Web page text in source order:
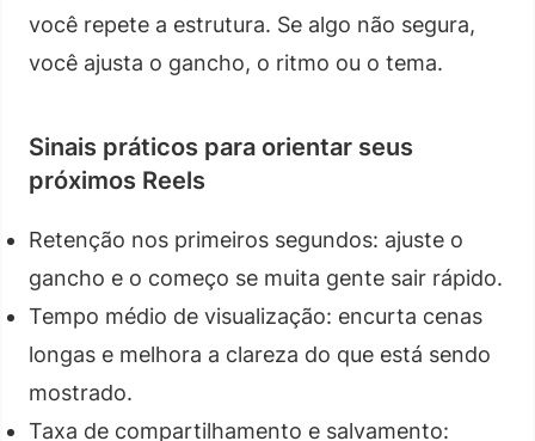
você repete a estrutura. Se algo não segura,
você ajusta o gancho, o ritmo ou o tema.
Sinais práticos para orientar seus
próximos Reels
Retenção nos primeiros segundos: ajuste o
gancho e o começo se muita gente sair rápido.
Tempo médio de visualização: encurta cenas
longas e melhora a clareza do que está sendo
mostrado.
Taxa de compartilhamento e salvamento: